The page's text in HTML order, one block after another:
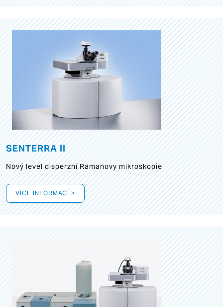
SENTERRA II
Nový level disperzní Ramanovy mikroskopie
VÍCE INFORMACÍ >